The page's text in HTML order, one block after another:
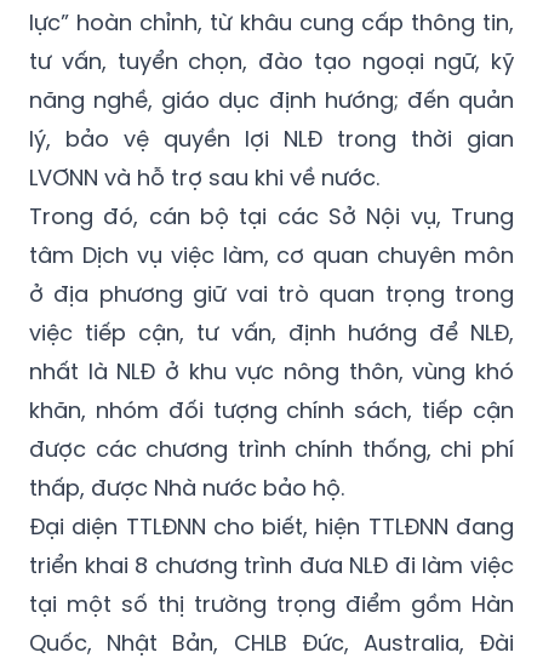
lực” hoàn chỉnh, từ khâu cung cấp thông tin,
tư vấn, tuyển chọn, đào tạo ngoại ngữ, kỹ
năng nghề, giáo dục định hướng; đến quản
lý, bảo vệ quyền lợi NLĐ trong thời gian
LVƠNN và hỗ trợ sau khi về nước.
Trong đó, cán bộ tại các Sở Nội vụ, Trung
tâm Dịch vụ việc làm, cơ quan chuyên môn
ở địa phương giữ vai trò quan trọng trong
việc tiếp cận, tư vấn, định hướng để NLĐ,
nhất là NLĐ ở khu vực nông thôn, vùng khó
khăn, nhóm đối tượng chính sách, tiếp cận
được các chương trình chính thống, chi phí
thấp, được Nhà nước bảo hộ.
Đại diện TTLĐNN cho biết, hiện TTLĐNN đang
triển khai 8 chương trình đưa NLĐ đi làm việc
tại một số thị trường trọng điểm gồm Hàn
Quốc, Nhật Bản, CHLB Đức, Australia, Đài